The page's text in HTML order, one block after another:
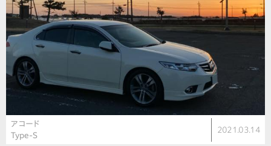
アコード
Type-S
2021.03.14